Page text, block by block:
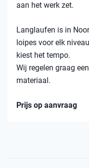
aan het werk zet.
Langlaufen is in
loipes voor elk
kiest het tempo.
Wij regelen graag
materiaal.
Prijs op aanvraag